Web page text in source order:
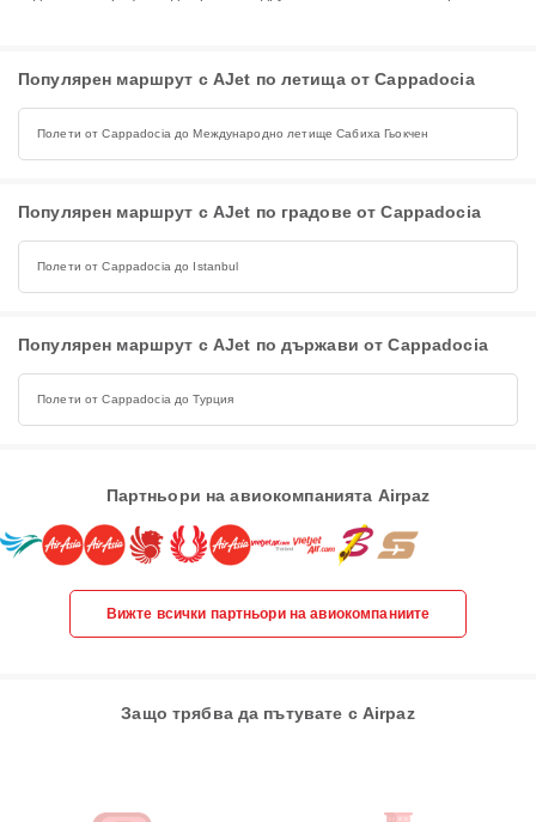
Популярен маршрут с AJet по летища от Cappadocia
Полети от Cappadocia до Международно летище Сабиха Гьокчен
Популярен маршрут с AJet по градове от Cappadocia
Полети от Cappadocia до Istanbul
Популярен маршрут с AJet по държави от Cappadocia
Полети от Cappadocia до Турция
Партньори на авиокомпанията Airpaz
Вижте всички партньори на авиокомпаниите
Защо трябва да пътувате с Airpaz